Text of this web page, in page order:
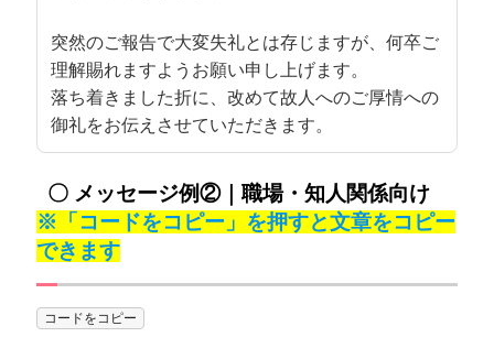
突然のご報告で大変失礼とは存じますが、何卒ご
理解賜れますようお願い申し上げます。
落ち着きました折に、改めて故人へのご厚情への
〇 メッセージ例②｜職場・知人関係向け
※「コードをコピー」を押すと文章をコピー
できます
コードをコピー